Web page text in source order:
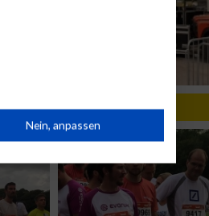
Nein, anpassen